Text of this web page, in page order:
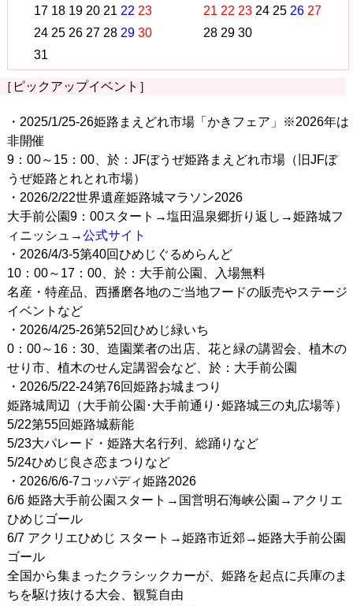
17 18 19 20 21 22 23
24 25 26 27 28 29 30
31
21 22 23 24 25 26 27
28 29 30
［ピックアップイベント］
・2025/1/25-26姫路まえどれ市場「かきフェア」※2026年は
非開催
9：00～15：00、於：JFぼうぜ姫路まえどれ市場（旧JFぼ
うぜ姫路とれとれ市場）
・2026/2/22世界遺産姫路城マラソン2026
大手前公園9：00スタート→塩田温泉郷折り返し→姫路城フ
ィニッシュ→公式サイト
・2026/4/3-5第40回ひめじぐるめらんど
10：00～17：00、於：大手前公園、入場無料
名産・特産品、西播磨各地のご当地フードの販売やステージ
イベントなど
・2026/4/25-26第52回ひめじ緑いち
0：00～16：30、造園業者の出店、花と緑の講習会、植木の
せり市、植木のせん定講習会など、於：大手前公園
・2026/5/22-24第76回姫路お城まつり
姫路城周辺（大手前公園･大手前通り･姫路城三の丸広場等）
5/22第55回姫路城薪能
5/23大パレード・姫路大名行列、総踊りなど
5/24ひめじ良さ恋まつりなど
・2026/6/6-7コッパディ姫路2026
6/6 姫路大手前公園スタート→国営明石海峡公園→アクリエ
ひめじゴール
6/7 アクリエひめじ スタート→姫路市近郊→姫路大手前公園
ゴール
全国から集まったクラシックカーが、姫路を起点に兵庫のま
ちを駆け抜ける大会、観覧自由